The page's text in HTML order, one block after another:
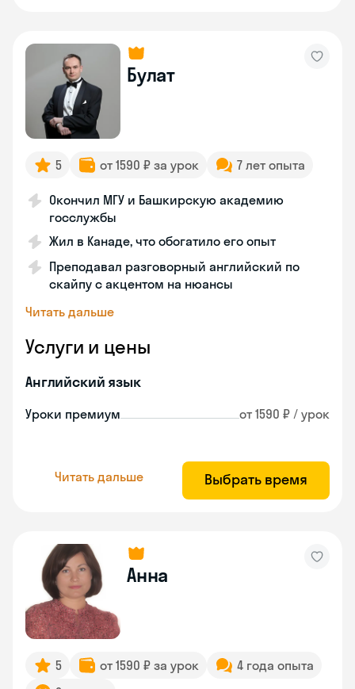
Булат
5 от 1590 ₽ за урок 7 лет опыта
Окончил МГУ и Башкирскую академию
госслужбы
Жил в Канаде, что обогатило его опыт
Преподавал разговорный английский по
скайпу с акцентом на нюансы
Читать дальше
Услуги и цены
Английский язык
Уроки премиум от 1590 ₽ / урок
Читать дальше Выбрать время
Анна
5 от 1590 ₽ за урок
4 года опыта